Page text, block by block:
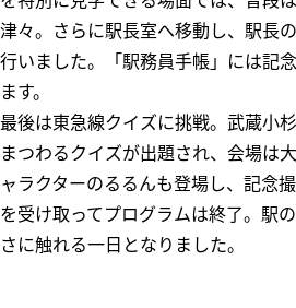
津々。さらに駅長室へ移動し、駅長
行いました。「駅務員手帳」には記
ます。
最後は東急線クイズに挑戦。武蔵小
まつわるクイズが出題され、会場は
ャラクターのるるんも登場し、記念
を受け取ってプログラムは終了。駅
さに触れる一日となりました。